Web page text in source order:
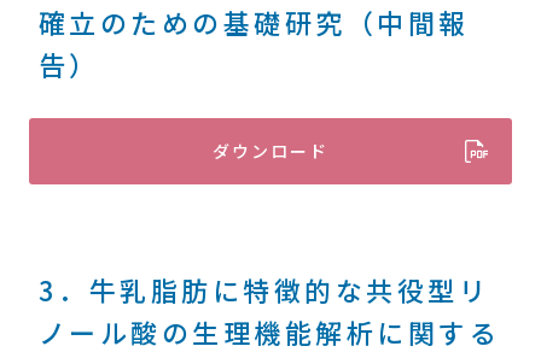
確立のための基礎研究（中間報
告）
ダウンロード
3．牛乳脂肪に特徴的な共役型リ
ノール酸の生理機能解析に関する